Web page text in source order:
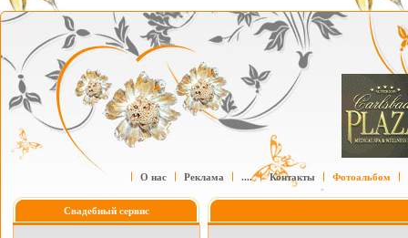
О нас Реклама .... Контакты Фотоальбом
Свадебный сервис